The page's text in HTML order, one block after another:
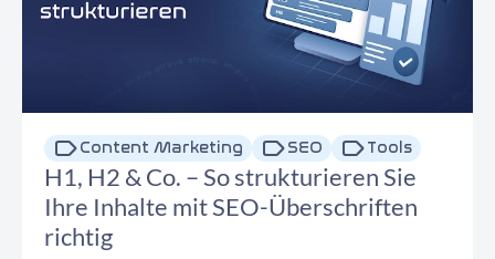
Content Marketing SEO Tools
H1, H2 & Co. – So strukturieren Sie
Ihre Inhalte mit SEO-Überschriften
richtig